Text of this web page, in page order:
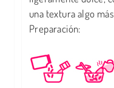
una textura algo
Preparación: